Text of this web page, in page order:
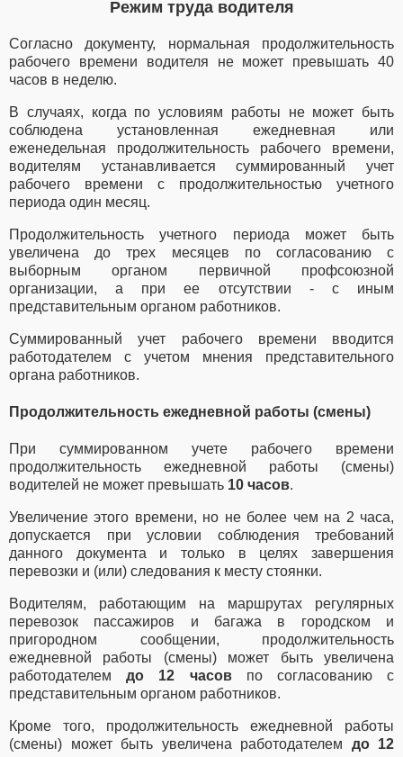
Режим труда водителя
Согласно документу, нормальная продолжительность
рабочего времени водителя не может превышать 40
часов в неделю.
В случаях, когда по условиям работы не может быть
соблюдена установленная ежедневная или
еженедельная продолжительность рабочего времени,
водителям устанавливается суммированный учет
рабочего времени с продолжительностью учетного
периода один месяц.
Продолжительность учетного периода может быть
увеличена до трех месяцев по согласованию с
выборным органом первичной профсоюзной
организации, а при ее отсутствии - с иным
представительным органом работников.
Суммированный учет рабочего времени вводится
работодателем с учетом мнения представительного
органа работников.
Продолжительность ежедневной работы (смены)
При суммированном учете рабочего времени
продолжительность ежедневной работы (смены)
водителей не может превышать 10 часов.
Увеличение этого времени, но не более чем на 2 часа,
допускается при условии соблюдения требований
данного документа и только в целях завершения
перевозки и (или) следования к месту стоянки.
Водителям, работающим на маршрутах регулярных
перевозок пассажиров и багажа в городском и
пригородном сообщении, продолжительность
ежедневной работы (смены) может быть увеличена
работодателемдо 12 часовпо согласованию с
представительным органом работников.
Кроме того, продолжительность ежедневной работы
(смены) может быть увеличена работодателем до 12